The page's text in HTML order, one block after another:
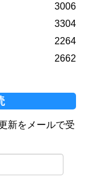
3006
3304
2264
2662
新をメールで受